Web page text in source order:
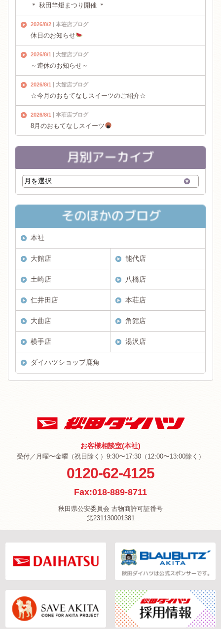
＊ 秋田竿燈まつり開催 ＊
2026/8/2 本荘店ブログ
休日のお知らせ
2026/8/1 大館店ブログ
～連休のお知らせ～
2026/8/1 大館店ブログ
☆今月のおもてなしスイーツのご紹介☆
2026/8/1 本荘店ブログ
8月のおもてなしスイーツ
本社
大館店 能代店
土崎店 八橋店
仁井田店 本荘店
大曲店 角館店
横手店 湯沢店
ダイハツショップ鹿角
お客様相談室(本社)
受付／月曜〜金曜（祝日除く）9:30〜17:30（12:00〜13:00除く）
0120-62-4125
Fax:018-889-8711
秋田県公安委員会 古物商許可証番号
第231130001381